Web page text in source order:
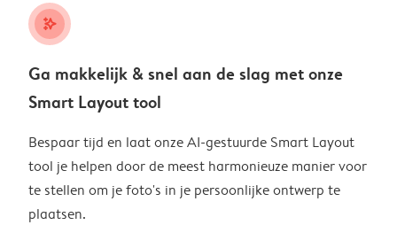
stars_plus
Ga makkelijk & snel aan de slag met onze
Smart Layout tool
Bespaar tijd en laat onze AI-gestuurde Smart Layout
tool je helpen door de meest harmonieuze manier voor
te stellen om je foto's in je persoonlijke ontwerp te
plaatsen.